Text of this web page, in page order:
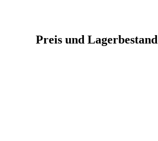
Preis und Lagerbestand